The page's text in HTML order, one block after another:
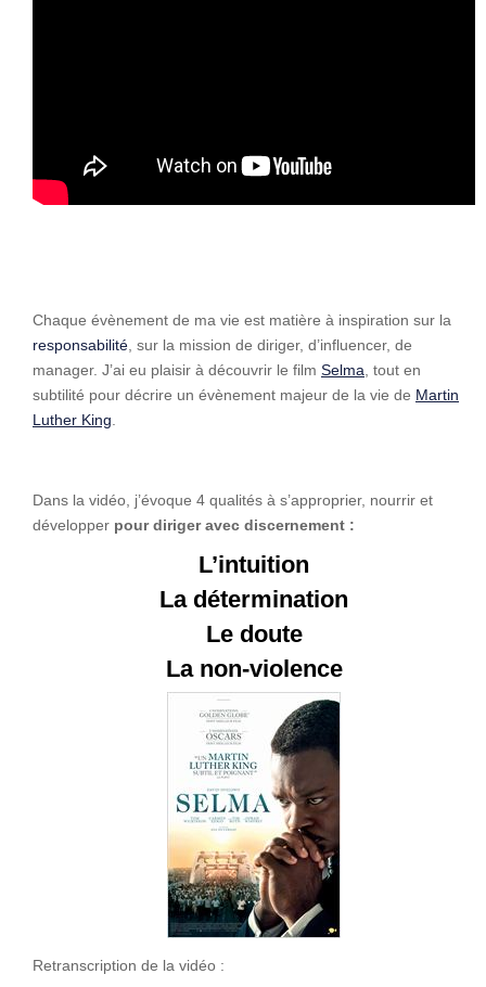
Chaque évènement de ma vie est matière à inspiration sur la
responsabilité, sur la mission de diriger, d’influencer, de
manager. J’ai eu plaisir à découvrir le film Selma, tout en
subtilité pour décrire un évènement majeur de la vie de Martin
Luther King.
Dans la vidéo, j’évoque 4 qualités à s’approprier, nourrir et
développer pour diriger avec discernement :
L’intuition
La détermination
Le doute
La non-violence
Retranscription de la vidéo :